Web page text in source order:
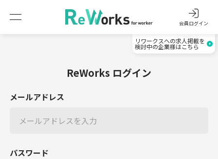
会員ログイン
リワークスへの求人掲載を
検討中の企業様はこちら
ReWorks ログイン
メールアドレス
パスワード